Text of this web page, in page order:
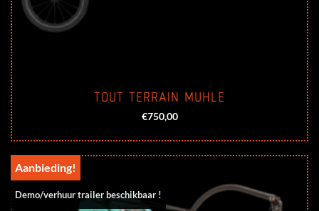
TOUT TERRAIN MUHLE
€750,00
Aanbieding!
Demo/verhuur trailer beschikbaar !